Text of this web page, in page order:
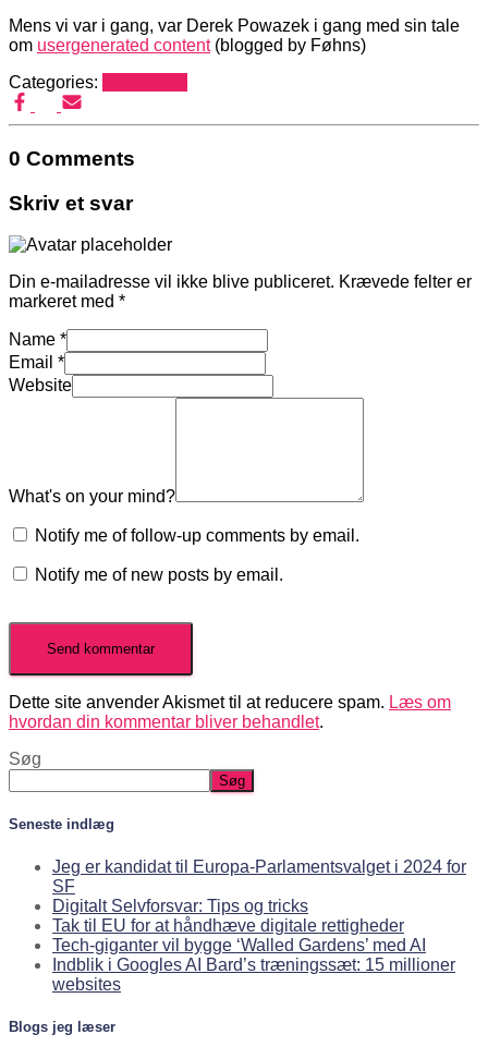
Mens vi var i gang, var Derek Powazek i gang med sin tale
om usergenerated content(blogged by Føhns)
Categories:
0 Comments
Skriv et svar
Din e-mailadresse vil ikke blive publiceret. Krævede felter er
markeret med *
Name *
Email *
Website
What's on your mind?
Notify me of follow-up comments by email.
Notify me of new posts by email.
Dette site anvender Akismet til at reducere spam. Læs om
hvordan din kommentar bliver behandlet.
Søg
Søg
Seneste indlæg
Jeg er kandidat til Europa-Parlamentsvalget i 2024 for
SF
Digitalt Selvforsvar: Tips og tricks
Tak til EU for at håndhæve digitale rettigheder
Tech-giganter vil bygge ‘Walled Gardens’ med AI
Indblik i Googles AI Bard’s træningssæt: 15 millioner
websites
Blogs jeg læser